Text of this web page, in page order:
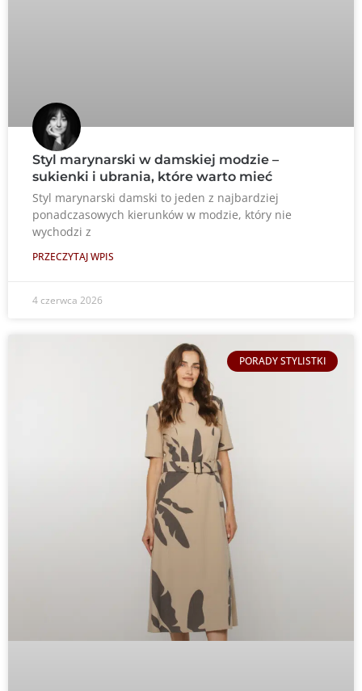
Styl marynarski w damskiej modzie –
sukienki i ubrania, które warto mieć
Styl marynarski damski to jeden z najbardziej
ponadczasowych kierunków w modzie, który nie
wychodzi z
PRZECZYTAJ WPIS
4 czerwca 2026
PORADY STYLISTKI